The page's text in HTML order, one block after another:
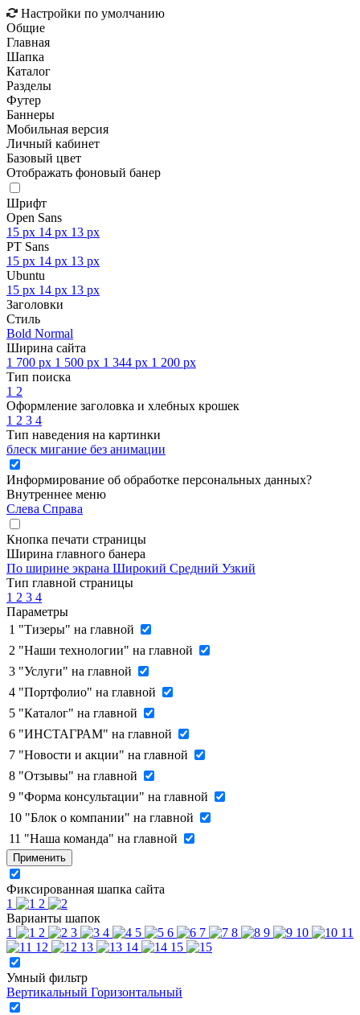
Настройки по умолчанию
Общие
Главная
Шапка
Каталог
Разделы
Футер
Баннеры
Мобильная версия
Личный кабинет
Базовый цвет
Отображать фоновый банер
Шрифт
Open Sans
15 px 14 px 13 px
PT Sans
15 px 14 px 13 px
Ubuntu
15 px 14 px 13 px
Заголовки
Стиль
Bold Normal
Ширина сайта
1 700 px 1 500 px 1 344 px 1 200 px
Тип поиска
1 2
Оформление заголовка и хлебных крошек
1 2 3 4
Тип наведения на картинки
блеск мигание без анимации
Информирование об обработке персональных данных?
Внутреннее меню
Слева Справа
Кнопка печати страницы
Ширина главного банера
По ширине экрана Широкий Средний Узкий
Тип главной страницы
1 2 3 4
Параметры
1 "Тизеры" на главной
2 "Наши технологии" на главной
3 "Услуги" на главной
4 "Портфолио" на главной
5 "Каталог" на главной
6 "ИНСТАГРАМ" на главной
7 "Новости и акции" на главной
8 "Отзывы" на главной
9 "Форма консультации" на главной
10 "Блок о компании" на главной
11 "Наша команда" на главной
Применить
Фиксированная шапка сайта
1
2
Варианты шапок
1
2 3 4 5 6 7 8 9 10
11
12
13 14 15
Умный фильтр
Вертикальный Горизонтальный